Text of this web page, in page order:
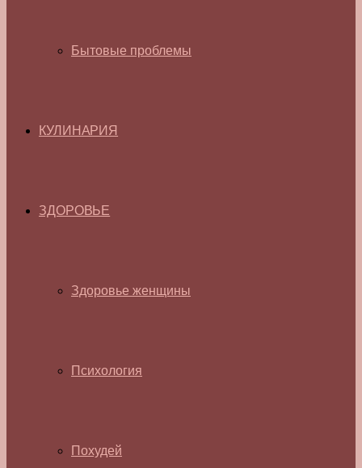
Бытовые проблемы
КУЛИНАРИЯ
ЗДОРОВЬЕ
Здоровье женщины
Психология
Похудей